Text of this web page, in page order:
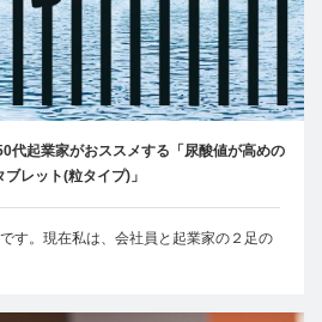
代起業家がおススメする「尿酸値が高めの
ブレット(粒タイプ)」
す。現在私は、会社員と起業家の２足の